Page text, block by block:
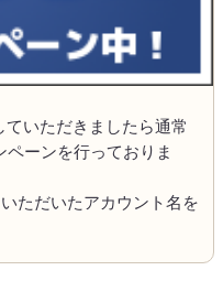
いただきましたら通常
ペーンを行っておりま
ただいたアカウント名を